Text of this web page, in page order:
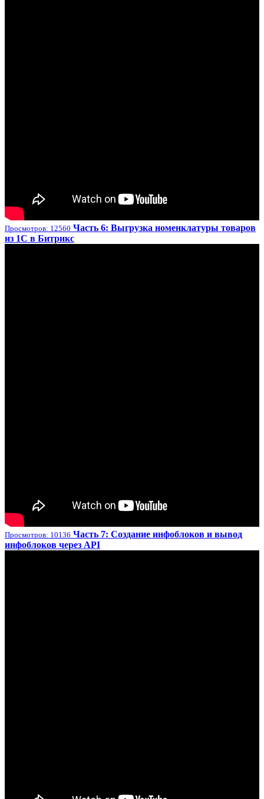
Просмотров: 12560 Часть 6: Выгрузка номенклатуры товаров
из 1С в Битрикс
Просмотров: 10136 Часть 7: Создание инфоблоков и вывод
инфоблоков через API